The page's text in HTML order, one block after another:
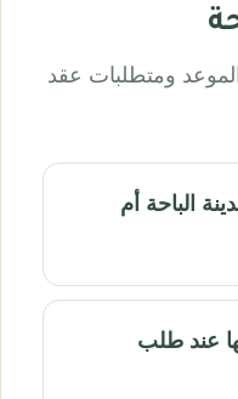
ومتطلبات عقد
الباحة أم
عند طلب